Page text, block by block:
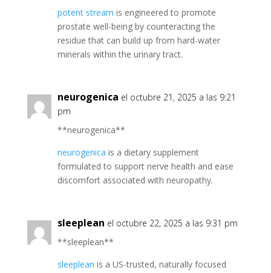
potent stream is engineered to promote
prostate well-being by counteracting the
residue that can build up from hard-water
minerals within the urinary tract.
neurogenica el octubre 21, 2025 a las 9:21
pm
** neurogenica**
neurogenica is a dietary supplement
formulated to support nerve health and ease
discomfort associated with neuropathy.
sleeplean el octubre 22, 2025 a las 9:31 pm
** sleeplean**
sleeplean is a US-trusted, naturally focused